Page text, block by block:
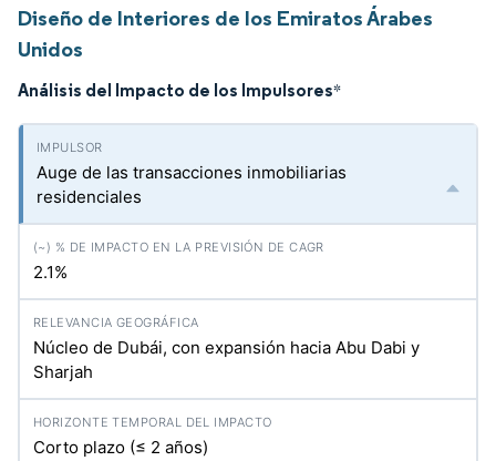
Diseño de Interiores de los Emiratos Árabes
Unidos
Análisis del Impacto de los Impulsores*
Auge de las transacciones inmobiliarias
residenciales
2.1%
Núcleo de Dubái, con expansión hacia Abu Dabi y
Sharjah
Corto plazo (≤ 2 años)